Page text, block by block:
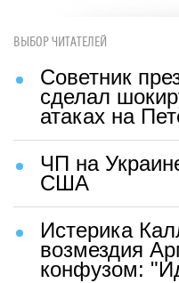
ВЫБОР ЧИТАТЕЛЕЙ
Советник
сделал
атаках на
ЧП на
США
Истерика
возмездия
конфузом: